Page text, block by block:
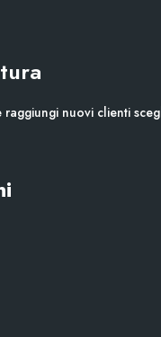
nuovi clienti